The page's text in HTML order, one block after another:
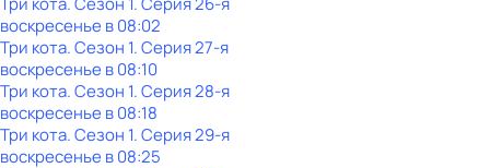
воскресенье в08:02
Три кота. Сезон 1. Серия 27-я
воскресенье в08:10
Три кота. Сезон 1. Серия 28-я
воскресенье в08:18
Три кота. Сезон 1. Серия 29-я
воскресенье в08:25